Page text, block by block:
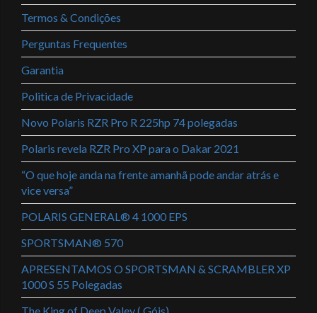
Termos & Condições
Perguntas Frequentes
Garantia
Politica de Privacidade
Novo Polaris RZR Pro R 225hp 74 polegadas
Polaris revela RZR Pro XP para o Dakar 2021
“O que hoje anda na frente amanhã pode andar atrás e
vice versa”
POLARIS GENERAL® 4 1000 EPS
SPORTSMAN® 570
APRESENTAMOS O SPORTSMAN & SCRAMBLER XP
1000 S 55 Polegadas